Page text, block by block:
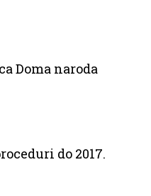
Doma naroda
do 2017.